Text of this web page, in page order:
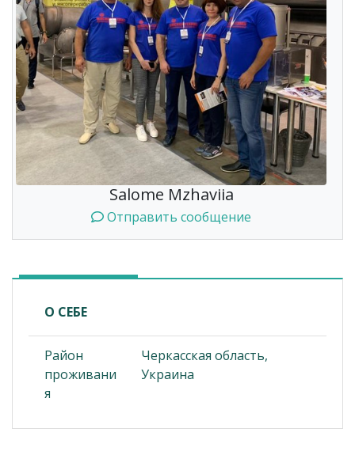
Salome Mzhaviia
Отправить сообщение
О СЕБЕ
Район
проживани
я
Черкасская область,
Украина